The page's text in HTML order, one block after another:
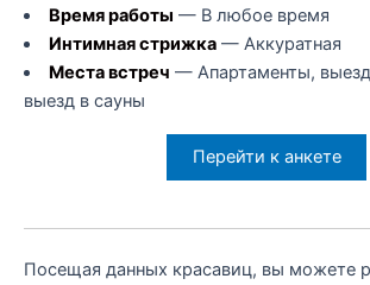
Время работы — В любое время
Интимная стрижка— Аккуратная
Места встреч — Апартаменты,
выезд в сауны
Перейти к анкете
Посещая данных красавиц, вы можете